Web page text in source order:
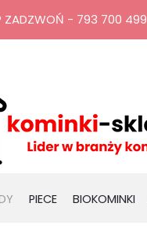
PIECE BIOKOMINKI
ZADZWOŃ - 793 700 499